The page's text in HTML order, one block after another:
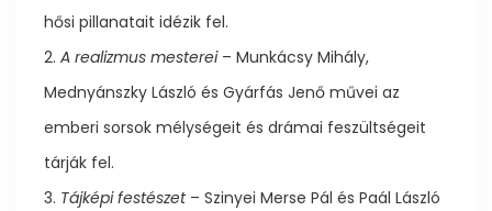
hősi pillanatait idézik fel.
2. A realizmus mesterei– Munkácsy Mihály,
Mednyánszky László és Gyárfás Jenő művei az
emberi sorsok mélységeit és drámai feszültségeit
tárják fel.
3. Tájképi festészet– Szinyei Merse Pál és Paál László